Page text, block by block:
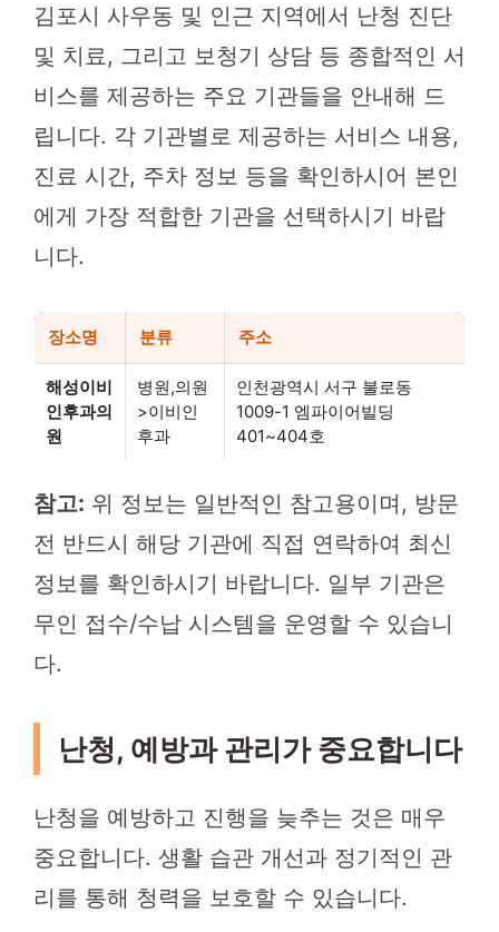
김포시 사우동 및 인근 지역에서 난청 진단
및 치료, 그리고 보청기 상담 등 종합적인 서
비스를 제공하는 주요 기관들을 안내해 드
립니다. 각 기관별로 제공하는 서비스 내용,
진료 시간, 주차 정보 등을 확인하시어 본인
에게 가장 적합한 기관을 선택하시기 바랍
니다.
장소명 분류 주소
해성이비
인후과의
원
병원,의원
>이비인
후과
인천광역시 서구 불로동
1009-1 엠파이어빌딩
401~404호
참고: 위 정보는 일반적인 참고용이며, 방문
전 반드시 해당 기관에 직접 연락하여 최신
정보를 확인하시기 바랍니다. 일부 기관은
무인 접수/수납 시스템을 운영할 수 있습니
다.
난청, 예방과 관리가 중요합니다
난청을 예방하고 진행을 늦추는 것은 매우
중요합니다. 생활 습관 개선과 정기적인 관
리를 통해 청력을 보호할 수 있습니다.